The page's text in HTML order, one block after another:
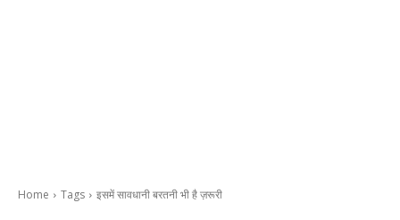
Home Tags इसमें सावधानी बरतनी भी है ज़रूरी